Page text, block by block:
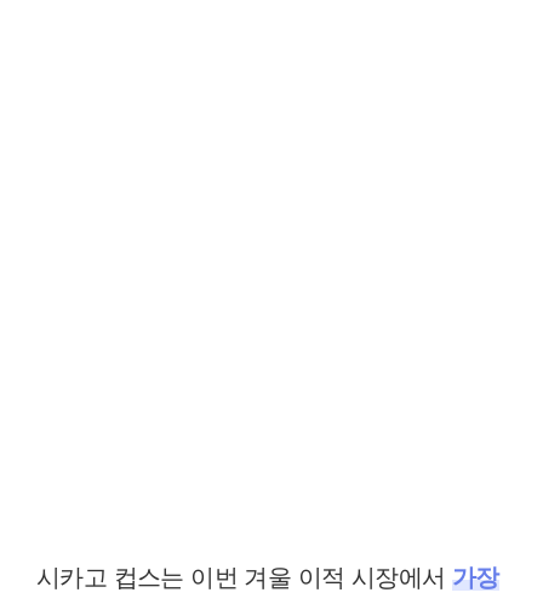
시카고 컵스는 이번 겨울 이적 시장에서 가장